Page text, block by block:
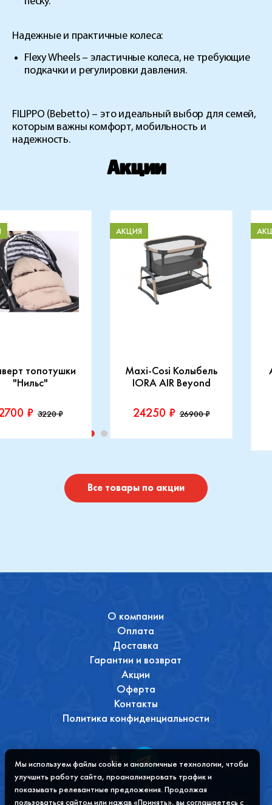
Надежные и практичные колеса:
Flexy Wheels– эластичные колеса, не требующие
подкачки и регулировки давления.
FILIPPO (Bebetto) – это идеальный выбор для семей,
которым важны комфорт, мобильность и
надежность.
Акции
топотушки
"Нильс"
₽ 3220 ₽
Maxi-Cosi Колыбель
IORA AIR Beyond
АКЦИЯ
24250 ₽ 26900 ₽
Производитель::
Купить
Все товары по акции
О компании
Оплата
Доставка
Гарантии и возврат
Акции
Оферта
Контакты
Политика конфиденциальности
Мы используем файлы cookie и аналогичные технологии, чтобы
улучшить работу сайта, проанализировать трафик и
показывать релевантные предложения. Продолжая
пользоваться сайтом или нажав «Принять», вы соглашаетесь с